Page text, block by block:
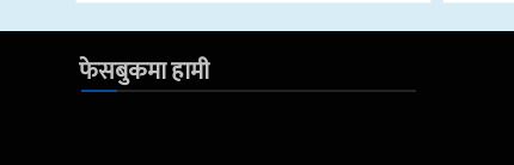
फेसबुकमा हामी